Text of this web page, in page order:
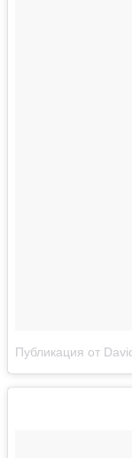
Публикация от